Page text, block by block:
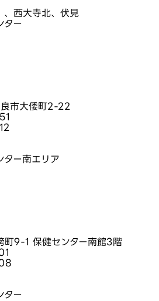
、西大寺北、伏見
ター
市大倭町2-22
ター南エリア
町9-1 保健センター南館3階
ター